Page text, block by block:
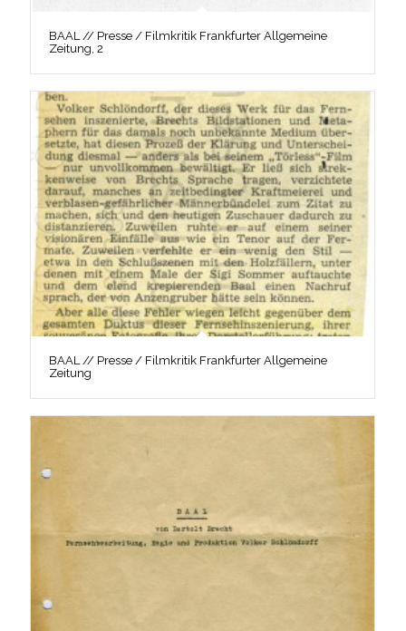
BAAL // Presse / Filmkritik Frankfurter Allgemeine
Zeitung, 2
BAAL // Presse / Filmkritik Frankfurter Allgemeine
Zeitung